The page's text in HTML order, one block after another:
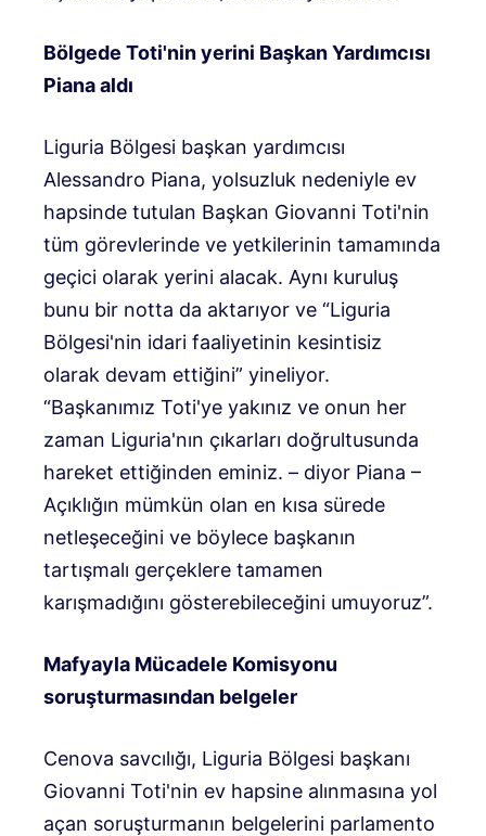
Bölgede Toti'nin yerini Başkan Yardımcısı
Piana aldı
Liguria Bölgesi başkan yardımcısı
Alessandro Piana, yolsuzluk nedeniyle ev
hapsinde tutulan Başkan Giovanni Toti'nin
tüm görevlerinde ve yetkilerinin tamamında
geçici olarak yerini alacak. Aynı kuruluş
bunu bir notta da aktarıyor ve “Liguria
Bölgesi'nin idari faaliyetinin kesintisiz
olarak devam ettiğini” yineliyor.
“Başkanımız Toti'ye yakınız ve onun her
zaman Liguria'nın çıkarları doğrultusunda
hareket ettiğinden eminiz. – diyor Piana –
Açıklığın mümkün olan en kısa sürede
netleşeceğini ve böylece başkanın
tartışmalı gerçeklere tamamen
karışmadığını gösterebileceğini umuyoruz”.
Mafyayla Mücadele Komisyonu
soruşturmasından belgeler
Cenova savcılığı, Liguria Bölgesi başkanı
Giovanni Toti'nin ev hapsine alınmasına yol
açan soruşturmanın belgelerini parlamento